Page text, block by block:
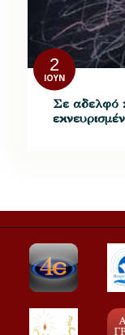
2
ΙΟΎΝ
Σε αδελφό